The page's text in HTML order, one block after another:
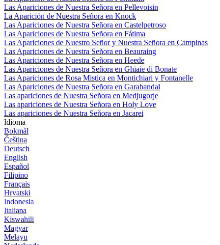
Las Apariciones de Nuestra Señora en Pellevoisin
La Aparición de Nuestra Señora en Knock
Las Apariciones de Nuestra Señora en Castelpetroso
Las Apariciones de Nuestra Señora en Fátima
Las Apariciones de Nuestro Señor y Nuestra Señora en Campinas
Las Apariciones de Nuestra Señora en Beauraing
Las Apariciones de Nuestra Señora en Heede
Las Apariciones de Nuestra Señora en Ghiaie di Bonate
Las Apariciones de Rosa Mistica en Montichiari y Fontanelle
Las Apariciones de Nuestra Señora en Garabandal
Las apariciones de Nuestra Señora en Medjugorje
Las apariciones de Nuestra Señora en Holy Love
Las apariciones de Nuestra Señora en Jacarei
Idioma
Bokmål
Čeština
Deutsch
English
Español
Filipino
Français
Hrvatski
Indonesia
Italiana
Kiswahili
Magyar
Melayu